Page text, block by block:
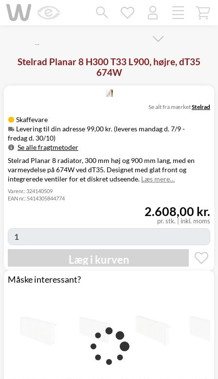
…
Stelrad Planar 8 H300 T33 L900, højre, dT35
674W
Skaffevare
Levering til din adresse 99,00 kr. (leveres mandag d. 7/9 -
fredag d. 30/10)
Se alle fragtmetoder
Metode
Pris
Leveres
Levering til
99,00 kr.
Mandag d. 7/9
-
Click&Collect
Se alt fra mærketStelrad
Stelrad Planar 8 radiator, 300 mm høj og 900 mm lang, med en
varmeydelse på 674W ved dT35. Designet med glat front og
integrerede ventiler for et diskret udseende. Læs mere…
Varenr.: 324140509
EAN nr.: 5414305844774
pr. stk. inkl. moms
2.608,00 kr.
Læg i kurven
Måske interessant?
Mangler chatten?
Ret samtykke!